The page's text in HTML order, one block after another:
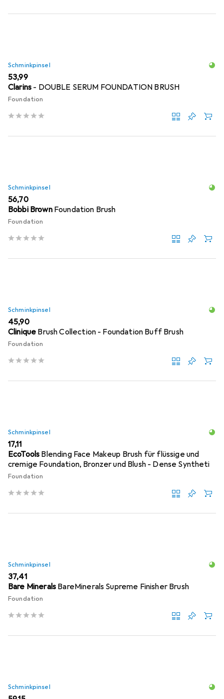
Schminkpinsel
EUR
53,99
Clarins - DOUBLE SERUM FOUNDATION BRUSH
Foundation
Schminkpinsel
EUR
56,70
Bobbi Brown Foundation Brush
Foundation
Schminkpinsel
EUR
45,90
Clinique Brush Collection - Foundation Buff Brush
Foundation
Schminkpinsel
EUR
17,11
EcoTools Blending Face Makeup Brush für flüssige und
cremige Foundation, Bronzer und Blush - Dense Syntheti
Foundation
Schminkpinsel
EUR
37,41
Bare Minerals BareMinerals Supreme Finisher Brush
Foundation
Schminkpinsel